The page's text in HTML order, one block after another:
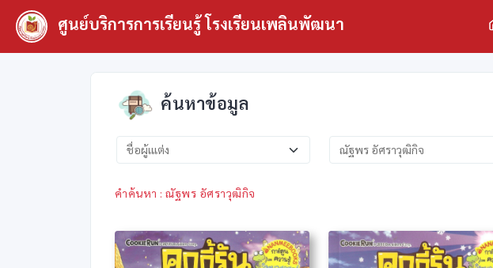
ศูนย์บริการการเรียนรู้ โรงเรียนเพลินพัฒนา
ค้นหาข้อมูล
คำค้นหา : ณัฐพร อัศราวุฒิกิจ